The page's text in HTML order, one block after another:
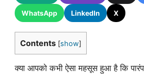
WhatsApp LinkedIn X
Contents [show]
क्या आपको कभी ऐसा महसूस हुआ है कि